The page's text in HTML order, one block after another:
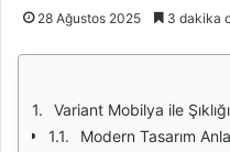
28 Ağustos 2025 3 dakika
Variant Mobilya ile
Modern Tasarım